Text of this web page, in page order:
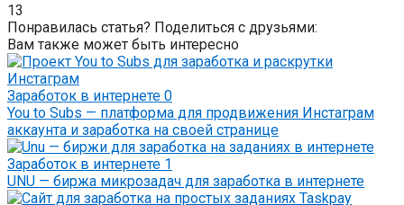
13
Понравилась статья? Поделиться с друзьями:
Вам также может быть интересно
Заработок в интернете 0
You to Subs — платформа для продвижения Инстаграм
аккаунта и заработка на своей странице
Заработок в интернете 1
UNU — биржа микрозадач для заработка в интернете